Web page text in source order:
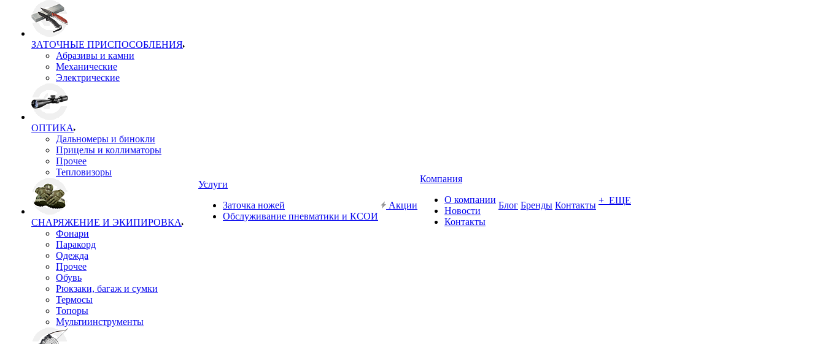
ЗАТОЧНЫЕ ПРИСПОСОБЛЕНИЯ
Абразивы и камни
Механические
Электрические
ОПТИКА
Дальномеры и бинокли
Прицелы и коллиматоры
Прочее
Тепловизоры
СНАРЯЖЕНИЕ И ЭКИПИРОВКА
Фонари
Паракорд
Одежда
Прочее
Обувь
Рюкзаки, багаж и сумки
Термосы
Топоры
Мультиинструменты
Услуги
Заточка ножей
Обслуживание пневматики и КСОИ
Акции
Компания
О компании
Новости
Контакты
Блог Бренды Контакты + ЕЩЕ